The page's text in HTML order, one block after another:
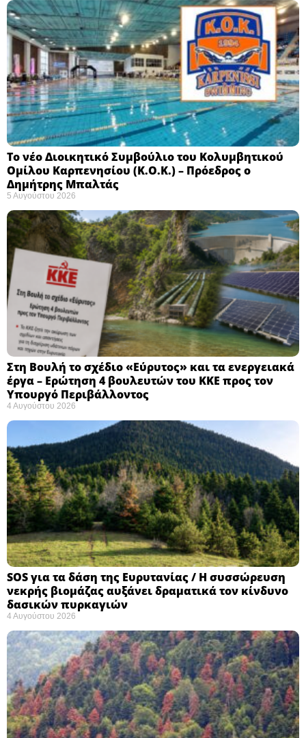
Το νέο Διοικητικό Συμβούλιο του Κολυμβητικού
Ομίλου Καρπενησίου (Κ.Ο.Κ.) – Πρόεδρος ο
Δημήτρης Μπαλτάς
5 Αυγούστου 2026
Στη Βουλή το σχέδιο «Εύρυτος» και τα ενεργειακά
έργα – Ερώτηση 4 βουλευτών του ΚΚΕ προς τον
Υπουργό Περιβάλλοντος
4 Αυγούστου 2026
SOS για τα δάση της Ευρυτανίας / Η συσσώρευση
νεκρής βιομάζας αυξάνει δραματικά τον κίνδυνο
δασικών πυρκαγιών
4 Αυγούστου 2026